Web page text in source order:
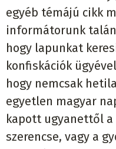
egyéb témájú cikk
informátorunk
hogy lapunkat
konfiskációk
hogy nemcsak
egyetlen magyar
kapott ugyanettől
szerencse, vagy a